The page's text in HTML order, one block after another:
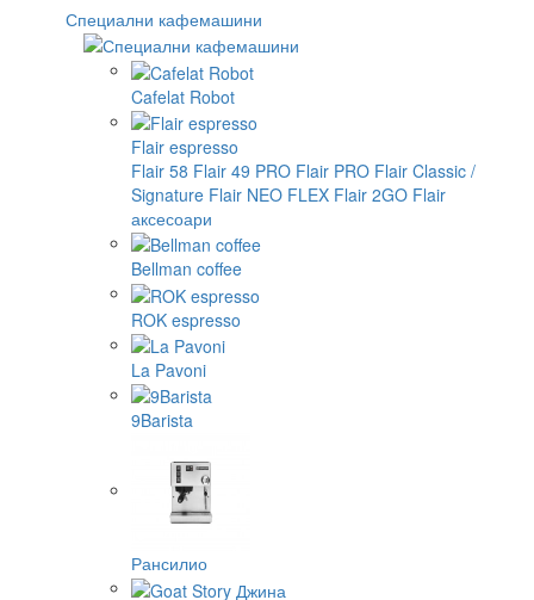
Специални кафемашини
Cafelat Robot
Flair espresso
Flair 58 Flair 49 PRO Flair PRO Flair Classic /
Signature Flair NEO FLEX Flair 2GO Flair
аксесоари
Bellman coffee
ROK espresso
La Pavoni
9Barista
Рансилио